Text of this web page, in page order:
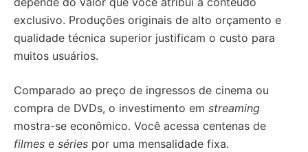
exclusivo. Produções originais de alto orçamento e
qualidade técnica superior justificam o custo para
muitos usuários.
Comparado ao preço de ingressos de cinema ou
compra de DVDs, o investimento em streaming
mostra-se econômico. Você acessa centenas de
filmes e séries por uma mensalidade fixa.